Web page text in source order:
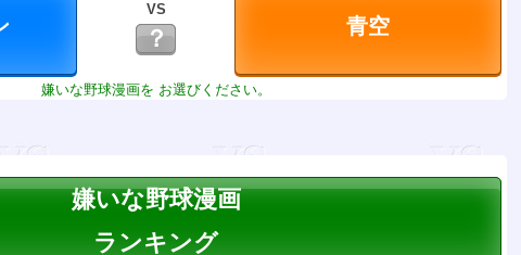
VS
？
嫌いな野球漫画を お選びください。
嫌いな野球漫画
ランキング